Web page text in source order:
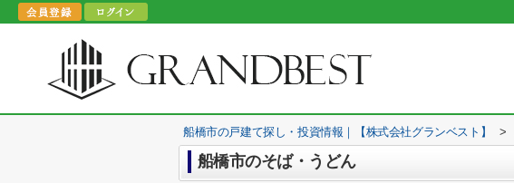
船橋市の戸建て探し・投資情報｜【株式会社グランベスト】 >
船橋市のそば・うどん